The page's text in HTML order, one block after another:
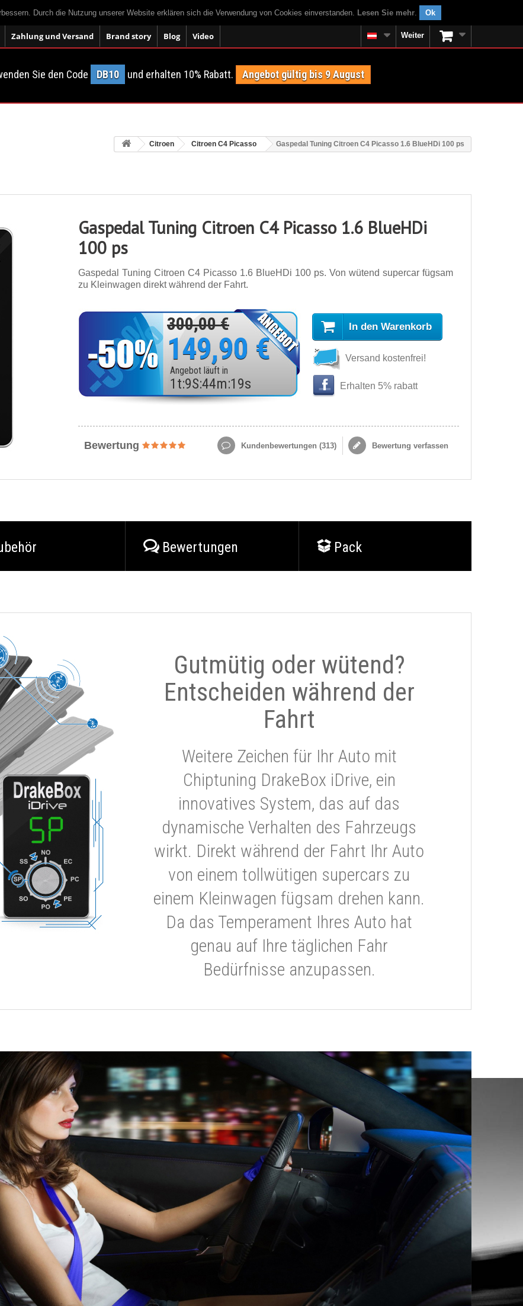
Durch die Nutzung unserer Website erklären sich die Verwendung von Cookies einverstanden. Lesen Sie mehr. Ok
Zahlung und Versand Brand story Blog Video Weiter
Sie den Code DB10 und erhalten 10% Rabatt. Angebot gültig bis 9 August
Citroen Citroen C4 Picasso Gaspedal Tuning Citroen C4 Picasso 1.6 BlueHDi 100 ps
Gaspedal Tuning Citroen C4 Picasso 1.6 BlueHDi
100 ps
Gaspedal Tuning Citroen C4 Picasso 1.6 BlueHDi 100 ps. Von wütend supercar fügsam
zu Kleinwagen direkt während der Fahrt.
300,00 €
149,90 €
Angebot läuft in
1 t:9S:44m:17s
In den Warenkorb
Versand kostenfrei!
Erhalten 5% rabatt
Bewertung Kundenbewertungen (313) Bewertung verfassen
Bewertungen Pack
Gutmütig oder wütend?
Entscheiden während der
Fahrt
Weitere Zeichen für Ihr Auto mit
Chiptuning DrakeBox iDrive, ein
innovatives System, das auf das
dynamische Verhalten des Fahrzeugs
wirkt. Direkt während der Fahrt Ihr Auto
von einem tollwütigen supercars zu
einem Kleinwagen fügsam drehen kann.
Da das Temperament Ihres Auto hat
genau auf Ihre täglichen Fahr
Bedürfnisse anzupassen.